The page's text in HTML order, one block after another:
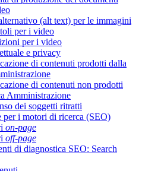
(alt text) per le immagini
per i video
per i video
e privacy
di contenuti prodotti dalla
di contenuti non prodotti
Amministrazione
dei soggetti ritratti
per i motori di ricerca (SEO)
on-page
off-page
di diagnostica SEO: Search